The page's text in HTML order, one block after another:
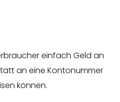
einfach Geld an
an eine Kontonummer
können.